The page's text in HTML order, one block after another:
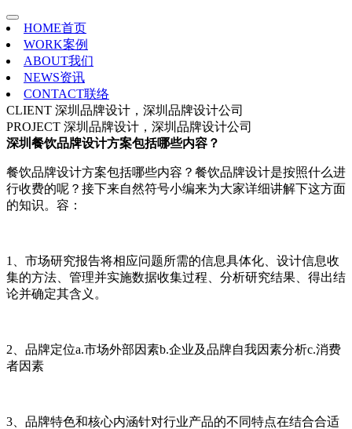
HOME首页
WORK案例
ABOUT我们
NEWS资讯
CONTACT联络
CLIENT 深圳品牌设计，深圳品牌设计公司
PROJECT 深圳品牌设计，深圳品牌设计公司
深圳餐饮品牌设计方案包括哪些内容？
餐饮品牌设计方案包括哪些内容？餐饮品牌设计是按照什么进
行收费的呢？接下来自然符号小编来为大家详细讲解下这方面
的知识。容：
1、市场研究报告将相应问题所需的信息具体化、设计信息收
集的方法、管理并实施数据收集过程、分析研究结果、得出结
论并确定其含义。
2、品牌定位a.市场外部因素b.企业及品牌自我因素分析c.消费
者因素
3、品牌特色和核心内涵针对行业产品的不同特点在结合合适